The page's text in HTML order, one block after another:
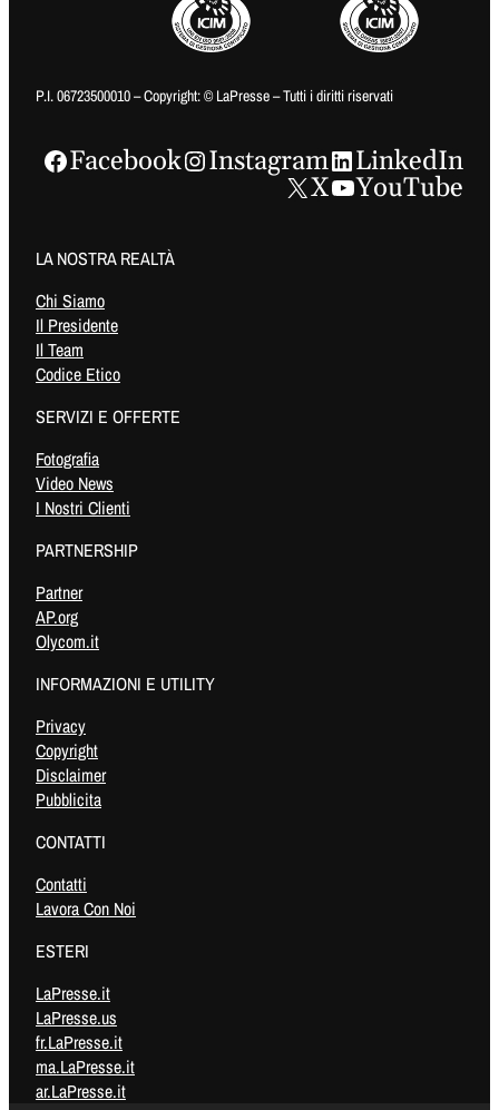
P.I. 06723500010 – Copyright: © LaPresse – Tutti i diritti riservati
Facebook Instagram
LinkedIn
X
YouTube
LA NOSTRA REALTÀ
Chi Siamo
Il Presidente
Il Team
Codice Etico
SERVIZI E OFFERTE
Fotografia
Video News
I Nostri Clienti
PARTNERSHIP
Partner
AP.org
Olycom.it
INFORMAZIONI E UTILITY
Privacy
Copyright
Disclaimer
Pubblicita
CONTATTI
Contatti
Lavora Con Noi
ESTERI
LaPresse.it
LaPresse.us
fr.LaPresse.it
ma.LaPresse.it
ar.LaPresse.it